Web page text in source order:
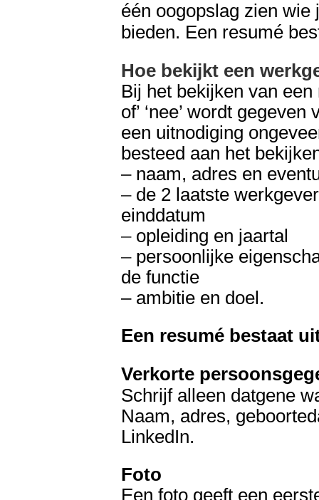
één oogopslag zien wie
bieden. Een resumé
Hoe bekijkt een
Bij het bekijken van een
of’ ‘nee’ wordt gegeven
een uitnodiging
besteed aan het
– naam, adres en
– de 2 laatste
einddatum
– opleiding en jaartal
– persoonlijke
de functie
– ambitie en doel.
Een resumé bestaat
Verkorte
Schrijf alleen datgene
Naam, adres,
LinkedIn.
Foto
Een foto geeft een